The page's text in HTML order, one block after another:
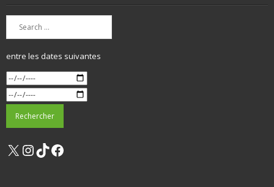
entre les dates suivantes
X Instagram
TikTok